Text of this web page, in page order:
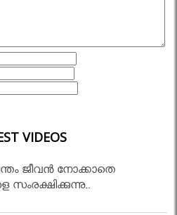
VIDEOS
ജീവൻ നോക്കാതെ
സംരക്ഷിക്കുന്നു..